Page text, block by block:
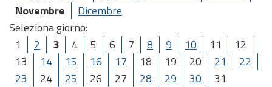
Novembre
Dicembre
Seleziona giorno:
1
2 3 4 5 6 7 8 9 10 11
12
13
14 15 16 17 18 19 20 21
22
23
24 25 26 27 28 29 30 31